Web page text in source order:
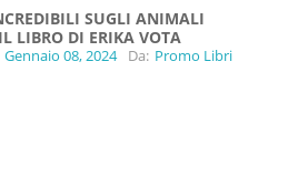
SUGLI ANIMALI
LIBRO DI ERIKA VOTA
Gennaio 08, 2024 Da: Promo Libri